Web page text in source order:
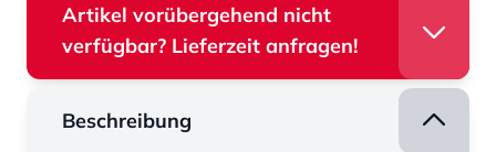
Artikel vorübergehend nicht
verfügbar? Lieferzeit anfragen!
Beschreibung